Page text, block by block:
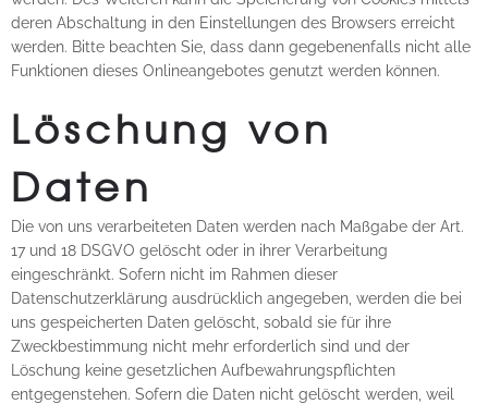
deren Abschaltung in den Einstellungen des Browsers erreicht
werden. Bitte beachten Sie, dass dann gegebenenfalls nicht alle
Funktionen dieses Onlineangebotes genutzt werden können.
Löschung von
Daten
Die von uns verarbeiteten Daten werden nach Maßgabe der Art.
17 und 18 DSGVO gelöscht oder in ihrer Verarbeitung
eingeschränkt. Sofern nicht im Rahmen dieser
Datenschutzerklärung ausdrücklich angegeben, werden die bei
uns gespeicherten Daten gelöscht, sobald sie für ihre
Zweckbestimmung nicht mehr erforderlich sind und der
Löschung keine gesetzlichen Aufbewahrungspflichten
entgegenstehen. Sofern die Daten nicht gelöscht werden, weil